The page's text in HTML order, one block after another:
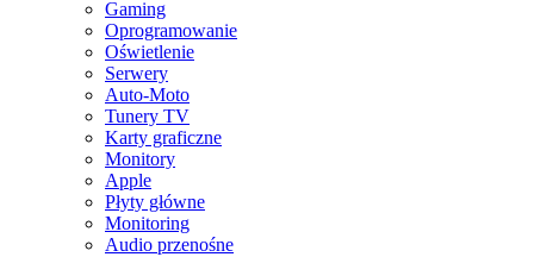
Gaming
Oprogramowanie
Oświetlenie
Serwery
Auto-Moto
Tunery TV
Karty graficzne
Monitory
Apple
Płyty główne
Monitoring
Audio przenośne